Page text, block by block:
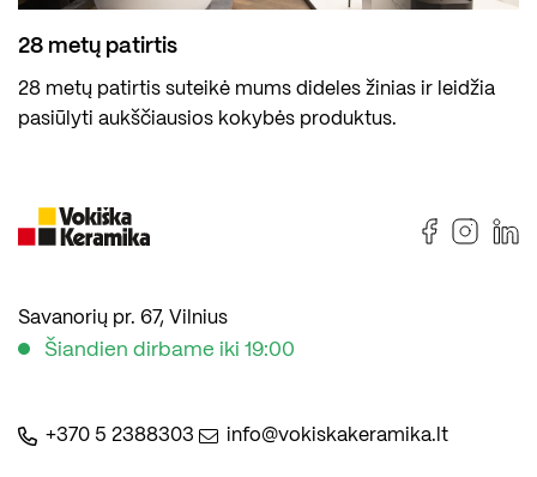
28 metų patirtis
28 metų patirtis suteikė mums dideles žinias ir leidžia
pasiūlyti aukščiausios kokybės produktus.
Savanorių pr. 67, Vilnius
Šiandien dirbame iki 19:00
+370 5 2388303 info@vokiskakeramika.lt